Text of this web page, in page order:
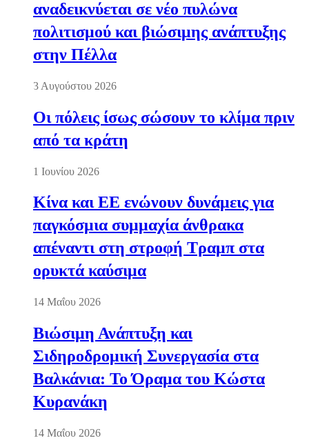
αναδεικνύεται σε νέο πυλώνα
πολιτισμού και βιώσιμης ανάπτυξης
στην Πέλλα
3 Αυγούστου 2026
Οι πόλεις ίσως σώσουν το κλίμα πριν
από τα κράτη
1 Ιουνίου 2026
Κίνα και ΕΕ ενώνουν δυνάμεις για
παγκόσμια συμμαχία άνθρακα
απέναντι στη στροφή Τραμπ στα
ορυκτά καύσιμα
14 Μαΐου 2026
Βιώσιμη Ανάπτυξη και
Σιδηροδρομική Συνεργασία στα
Βαλκάνια: Το Όραμα του Κώστα
Κυρανάκη
14 Μαΐου 2026